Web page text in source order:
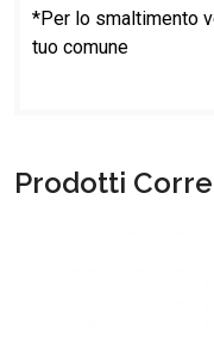
*Per lo smaltimento
tuo comune
Prodotti